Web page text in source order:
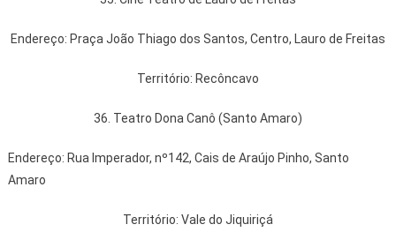
Endereço: Praça João Thiago dos Santos, Centro, Lauro de Freitas
Território: Recôncavo
36. Teatro Dona Canô (Santo Amaro)
Endereço: Rua Imperador, nº142, Cais de Araújo Pinho, Santo
Amaro
Território: Vale do Jiquiriçá